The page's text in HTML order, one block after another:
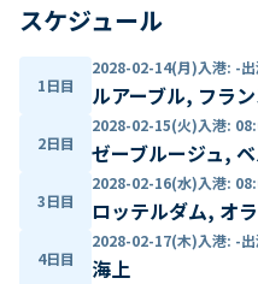
スケジュール
1日目
2028-02-14(月)入港: -
ルアーブル, フラ
2日目
2028-02-15(火)入港:
ゼーブルージュ,
3日目
2028-02-16(水)入港:
ロッテルダム, オ
4日目
2028-02-17(木)入港: -
海上